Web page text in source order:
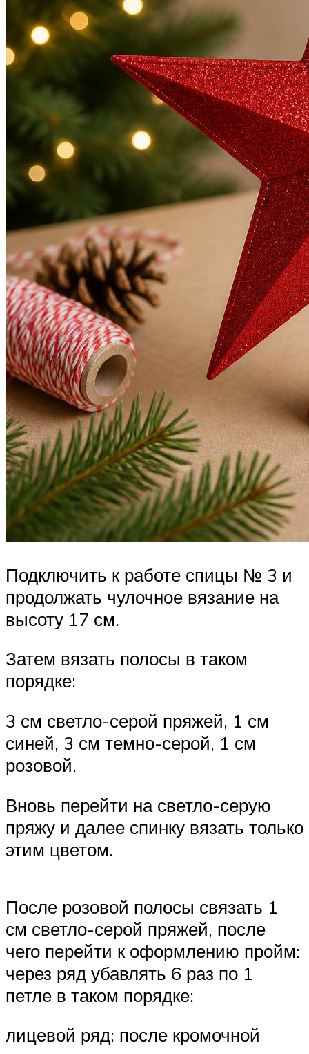
Подключить к работе спицы № 3 и
продолжать чулочное вязание на
высоту 17 см.
Затем вязать полосы в таком
порядке:
3 см светло-серой пряжей, 1 см
синей, 3 см темно-серой, 1 см
розовой.
Вновь перейти на светло-серую
пряжу и далее спинку вязать только
этим цветом.
После розовой полосы связать 1
см светло-серой пряжей, после
чего перейти к оформлению пройм:
через ряд убавлять 6 раз по 1
петле в таком порядке:
лицевой ряд: после кромочной